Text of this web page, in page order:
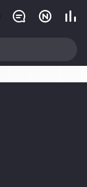
  